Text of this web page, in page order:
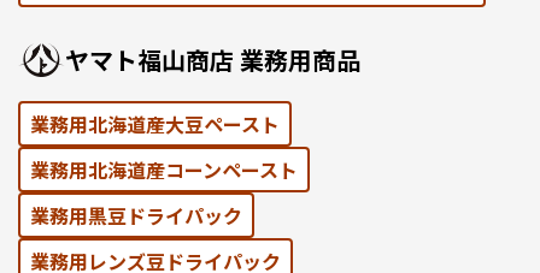
ヤマト福⼭商店 業務⽤商品
業務用北海道産大豆ペースト
業務用北海道産コーンペースト
業務⽤黒⾖ドライパック
業務⽤レンズ⾖ドライパック